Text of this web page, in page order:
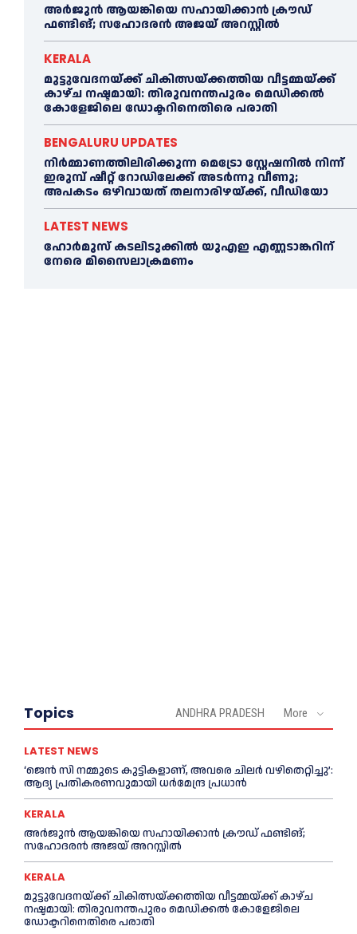
അര്‍ജുന്‍ ആയങ്കിയെ സഹായിക്കാൻ ക്രൗഡ്
ഫണ്ടിങ്; സഹോദരന്‍ അജയ് അറസ്റ്റില്‍
KERALA
മുട്ടുവേദനയ്ക്ക് ചികിത്സയ്ക്കത്തിയ വീട്ടമ്മയ്ക്ക്
കാഴ്ച നഷ്ടമായി: തിരുവനന്തപുരം മെഡിക്കല്‍
കോളേജിലെ ഡോക്ടറിനെതിരെ പരാതി
BENGALURU UPDATES
നിർമ്മാണത്തിലിരിക്കുന്ന മെട്രോ സ്റ്റേഷനിൽ നിന്ന്
ഇരുമ്പ് ഷീറ്റ് റോഡിലേക്ക് അടർന്നു വീണു;
അപകടം ഒഴിവായത് തലനാരിഴയ്ക്ക്, വീഡിയോ
LATEST NEWS
ഹോര്‍മുസ് കടലിടുക്കില്‍ യുഎഇ എണ്ണടാങ്കറിന്
നേരെ മിസൈലാക്രമണം
Topics ANDHRA PRADESH More
LATEST NEWS
‘ജെൻ സി നമ്മുടെ കുട്ടികളാണ്, അവരെ ചിലര്‍ വഴിതെറ്റിച്ചു’:
ആദ്യ പ്രതികരണവുമായി ധര്‍മേന്ദ്ര പ്രധാൻ
KERALA
അര്‍ജുന്‍ ആയങ്കിയെ സഹായിക്കാൻ ക്രൗഡ് ഫണ്ടിങ്;
സഹോദരന്‍ അജയ് അറസ്റ്റില്‍
KERALA
മുട്ടുവേദനയ്ക്ക് ചികിത്സയ്ക്കത്തിയ വീട്ടമ്മയ്ക്ക് കാഴ്ച
നഷ്ടമായി: തിരുവനന്തപുരം മെഡിക്കല്‍ കോളേജിലെ
ഡോക്ടറിനെതിരെ പരാതി